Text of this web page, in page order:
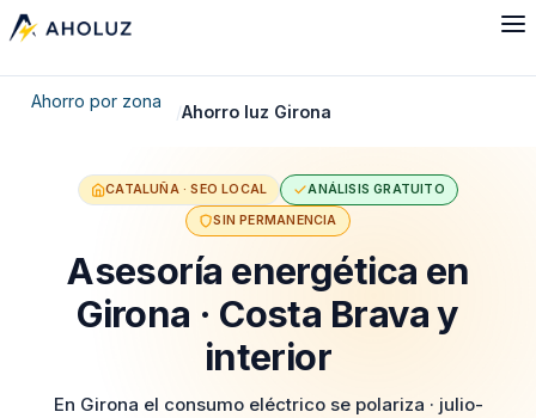
Ahorro por zona
Ahorro luz Girona
CATALUÑA · SEO LOCAL
ANÁLISIS GRATUITO
SIN PERMANENCIA
Asesoría energética en
Girona · Costa Brava y
interior
En Girona el consumo eléctrico se polariza · julio-